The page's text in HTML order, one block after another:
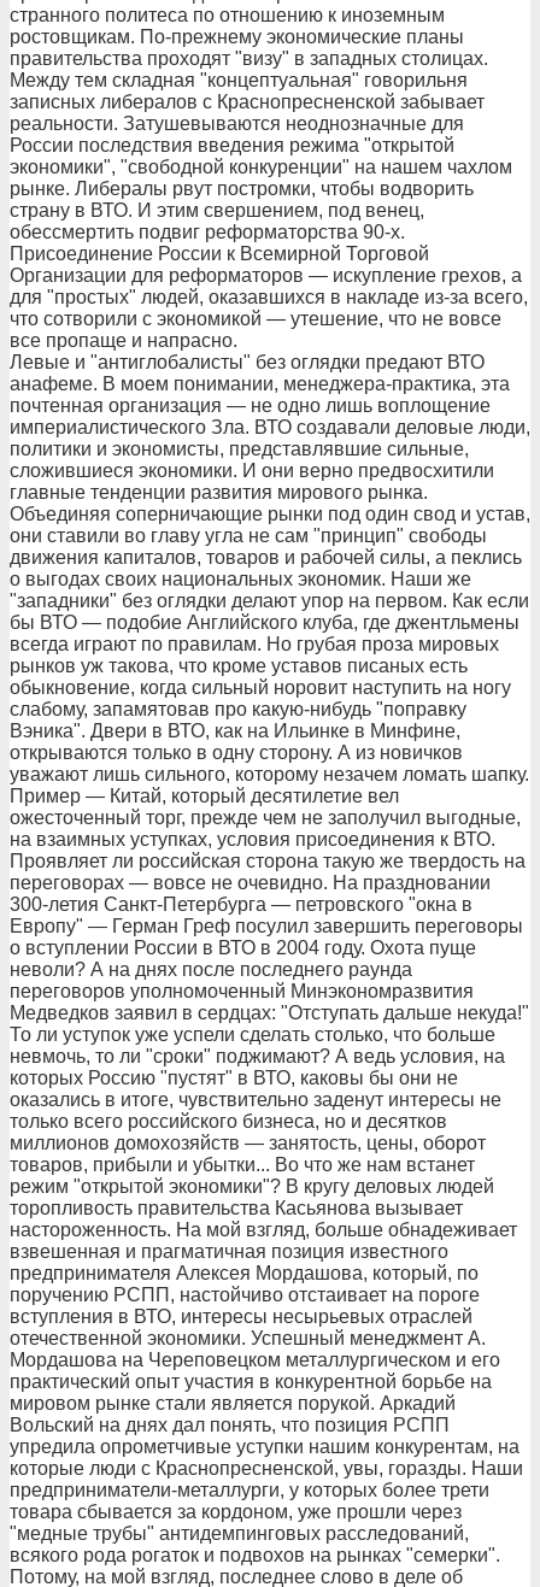
странного политеса по отношению к иноземным
ростовщикам. По-прежнему экономические планы
правительства проходят "визу" в западных столицах.
Между тем складная "концептуальная" говорильня
записных либералов с Краснопресненской забывает
реальности. Затушевываются неоднозначные для
России последствия введения режима "открытой
экономики", "свободной конкуренции" на нашем чахлом
рынке. Либералы рвут постромки, чтобы водворить
страну в ВТО. И этим свершением, под венец,
обессмертить подвиг реформаторства 90-х.
Присоединение России к Всемирной Торговой
Организации для реформаторов — искупление грехов, а
для "простых" людей, оказавшихся в накладе из-за всего,
что сотворили с экономикой — утешение, что не вовсе
все пропаще и напрасно.
Левые и "антиглобалисты" без оглядки предают ВТО
анафеме. В моем понимании, менеджера-практика, эта
почтенная организация — не одно лишь воплощение
империалистического Зла. ВТО создавали деловые люди,
политики и экономисты, представлявшие сильные,
сложившиеся экономики. И они верно предвосхитили
главные тенденции развития мирового рынка.
Объединяя соперничающие рынки под один свод и устав,
они ставили во главу угла не сам "принцип" свободы
движения капиталов, товаров и рабочей силы, а пеклись
о выгодах своих национальных экономик. Наши же
"западники" без оглядки делают упор на первом. Как если
бы ВТО — подобие Английского клуба, где джентльмены
всегда играют по правилам. Но грубая проза мировых
рынков уж такова, что кроме уставов писаных есть
обыкновение, когда сильный норовит наступить на ногу
слабому, запамятовав про какую-нибудь "поправку
Вэника". Двери в ВТО, как на Ильинке в Минфине,
открываются только в одну сторону. А из новичков
уважают лишь сильного, которому незачем ломать шапку.
Пример — Китай, который десятилетие вел
ожесточенный торг, прежде чем не заполучил выгодные,
на взаимных уступках, условия присоединения к ВТО.
Проявляет ли российская сторона такую же твердость на
переговорах — вовсе не очевидно. На праздновании
300-летия Санкт-Петербурга — петровского "окна в
Европу" — Герман Греф посулил завершить переговоры
о вступлении России в ВТО в 2004 году. Охота пуще
неволи? А на днях после последнего раунда
переговоров уполномоченный Минэкономразвития
Медведков заявил в сердцах: "Отступать дальше некуда!"
То ли уступок уже успели сделать столько, что больше
невмочь, то ли "сроки" поджимают? А ведь условия, на
которых Россию "пустят" в ВТО, каковы бы они не
оказались в итоге, чувствительно заденут интересы не
только всего российского бизнеса, но и десятков
миллионов домохозяйств — занятость, цены, оборот
товаров, прибыли и убытки... Во что же нам встанет
режим "открытой экономики"? В кругу деловых людей
торопливость правительства Касьянова вызывает
настороженность. На мой взгляд, больше обнадеживает
взвешенная и прагматичная позиция известного
предпринимателя Алексея Мордашова, который, по
поручению РСПП, настойчиво отстаивает на пороге
вступления в ВТО, интересы несырьевых отраслей
отечественной экономики. Успешный менеджмент А.
Мордашова на Череповецком металлургическом и его
практический опыт участия в конкурентной борьбе на
мировом рынке стали является порукой. Аркадий
Вольский на днях дал понять, что позиция РСПП
упредила опрометчивые уступки нашим конкурентам, на
которые люди с Краснопресненской, увы, горазды. Наши
предприниматели-металлурги, у которых более трети
товара сбывается за кордоном, уже прошли через
"медные трубы" антидемпинговых расследований,
всякого рода рогаток и подвохов на рынках "семерки".
Потому, на мой взгляд, последнее слово в деле об